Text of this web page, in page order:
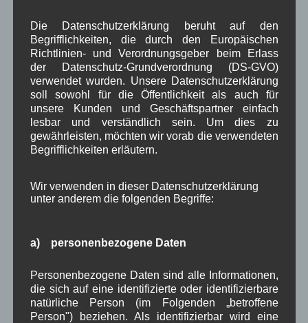
Wallgauer Musikanten im BR
Dorferneuerung: Spielplatz u. Kurpark
Noch keine Kommentare
Deine E-Mail-Adresse wird nicht veröffentlicht.
Erforderliche Felder sind mit
markiert
Die Datenschutzerklärung beruht auf den
Begrifflichkeiten, die durch den Europäischen
Richtlinien- und Verordnungsgeber beim Erlass
der Datenschutz-Grundverordnung (DS-GVO)
verwendet wurden. Unsere Datenschutzerklärung
soll sowohl für die Öffentlichkeit als auch für
unsere Kunden und Geschäftspartner einfach
lesbar und verständlich sein. Um dies zu
gewährleisten, möchten wir vorab die verwendeten
Begrifflichkeiten erläutern.
Wir verwenden in dieser Datenschutzerklärung
unter anderem die folgenden Begriffe:
a) personenbezogene Daten
Personenbezogene Daten sind alle Informationen,
die sich auf eine identifizierte oder identifizierbare
natürliche Person (im Folgenden „betroffene
Person") beziehen. Als identifizierbar wird eine